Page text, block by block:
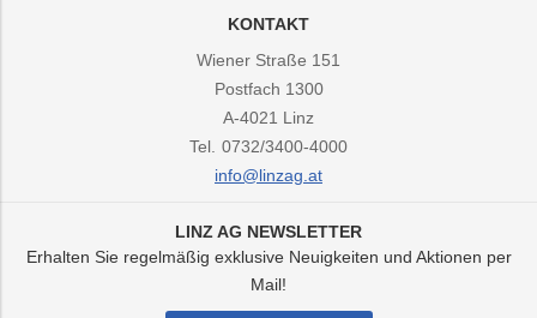
KONTAKT
Wiener Straße 151
Postfach 1300
A-4021 Linz
Tel. 0732/3400-4000
info@linzag.at
LINZ AG NEWSLETTER
Erhalten Sie regelmäßig exklusive Neuigkeiten und Aktionen per
Mail!